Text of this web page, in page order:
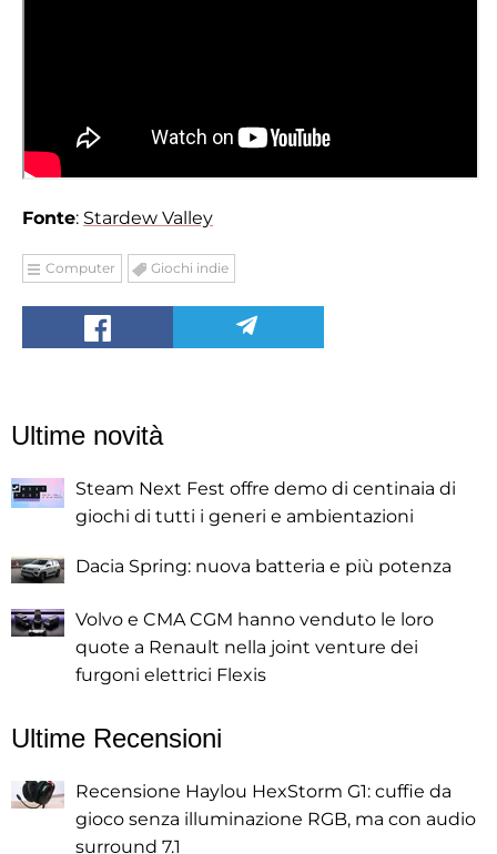
Fonte: Stardew Valley
Computer Giochi indie
Ultime novità
Steam Next Fest offre demo di centinaia di
giochi di tutti i generi e ambientazioni
Dacia Spring: nuova batteria e più potenza
Volvo e CMA CGM hanno venduto le loro
quote a Renault nella joint venture dei
furgoni elettrici Flexis
Ultime Recensioni
Recensione Haylou HexStorm G1: cuffie da
gioco senza illuminazione RGB, ma con audio
surround 7.1